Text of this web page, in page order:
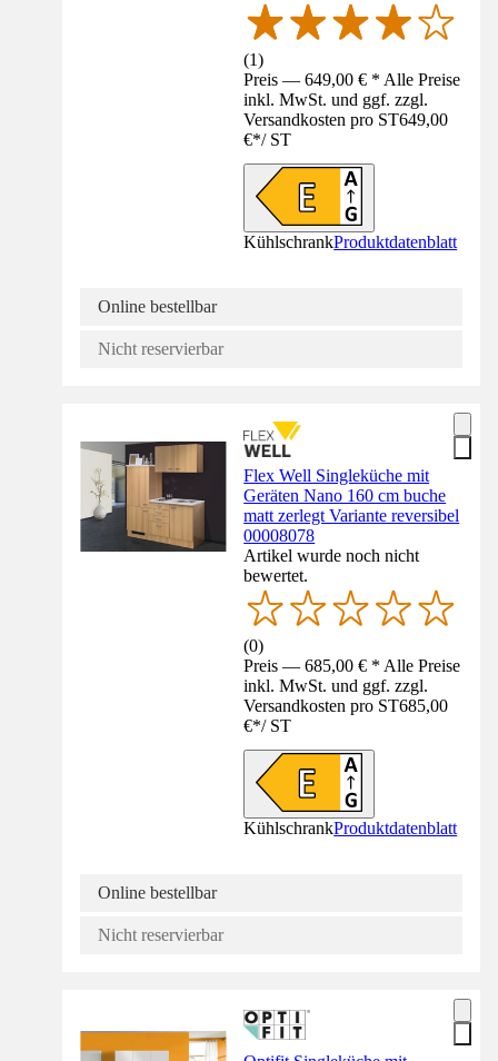
(1)
Preis — 649,00 € * Alle Preise
inkl. MwSt. und ggf. zzgl.
Versandkosten pro ST649,00
€*/ ST
KühlschrankProduktdatenblatt
Online bestellbar
Nicht reservierbar
Flex Well Singleküche mit
Geräten Nano 160 cm buche
matt zerlegt Variante reversibel
00008078
Artikel wurde noch nicht
bewertet.
(0)
Preis — 685,00 € * Alle Preise
inkl. MwSt. und ggf. zzgl.
Versandkosten pro ST685,00
€*/ ST
KühlschrankProduktdatenblatt
Online bestellbar
Nicht reservierbar